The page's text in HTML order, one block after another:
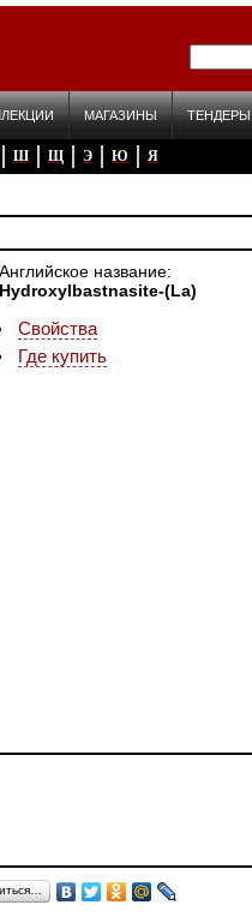
МАГАЗИНЫ ТЕНДЕРЫ
Ш Щ Э Ю Я
Английское название
Hydroxylbastnasite-(La)
Свойства
Где купить